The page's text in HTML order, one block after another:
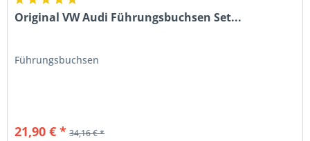
Original VW Audi Führungsbuchsen Set...
Führungsbuchsen
21,90 € * 34,16 € *